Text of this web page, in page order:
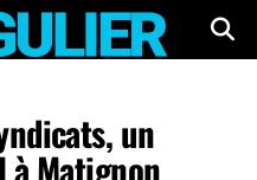
un
à Matignon